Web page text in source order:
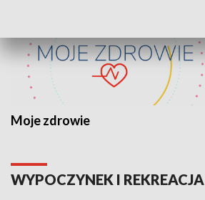
Moje zdrowie
WYPOCZYNEK I REKREACJA